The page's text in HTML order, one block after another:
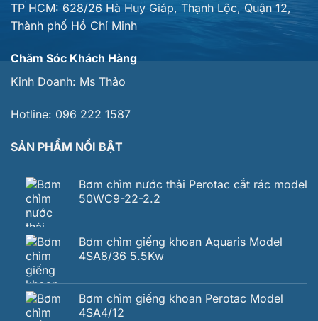
TP HCM: 628/26 Hà Huy Giáp, Thạnh Lộc, Quận 12,
Thành phố Hồ Chí Minh
Chăm Sóc Khách Hàng
Kinh Doanh: Ms Thảo
Hotline: 096 222 1587
SẢN PHẨM NỔI BẬT
Bơm chìm nước thải Perotac cắt rác model
50WC9-22-2.2
Bơm chìm giếng khoan Aquaris Model
4SA8/36 5.5Kw
Bơm chìm giếng khoan Perotac Model
4SA4/12